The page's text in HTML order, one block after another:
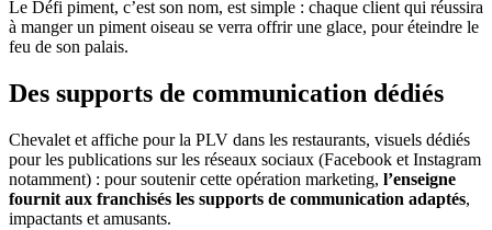
Le Défi piment, c’est son nom, est simple : chaque client qui réussira
à manger un piment oiseau se verra offrir une glace, pour éteindre le
feu de son palais.
Des supports de communication dédiés
Chevalet et affiche pour la PLV dans les restaurants, visuels dédiés
pour les publications sur les réseaux sociaux (Facebook et Instagram
notamment) : pour soutenir cette opération marketing, l’enseigne
fournit aux franchisés les supports de communication adaptés,
impactants et amusants.